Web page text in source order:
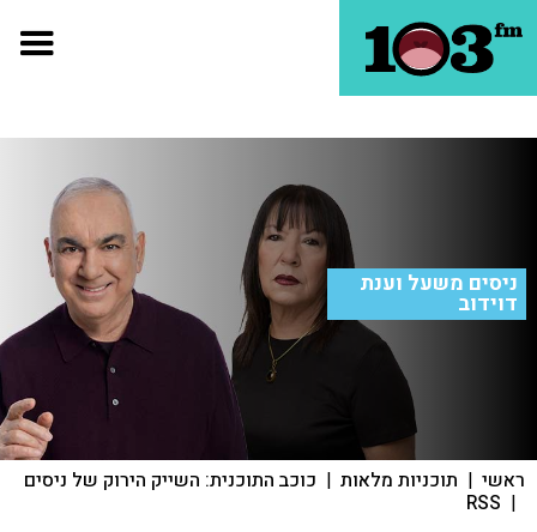
ניסים משעל וענת
דוידוב
ראשי | תוכניות מלאות | כוכב התוכנית: השייק הירוק של ניסים
|
RSS